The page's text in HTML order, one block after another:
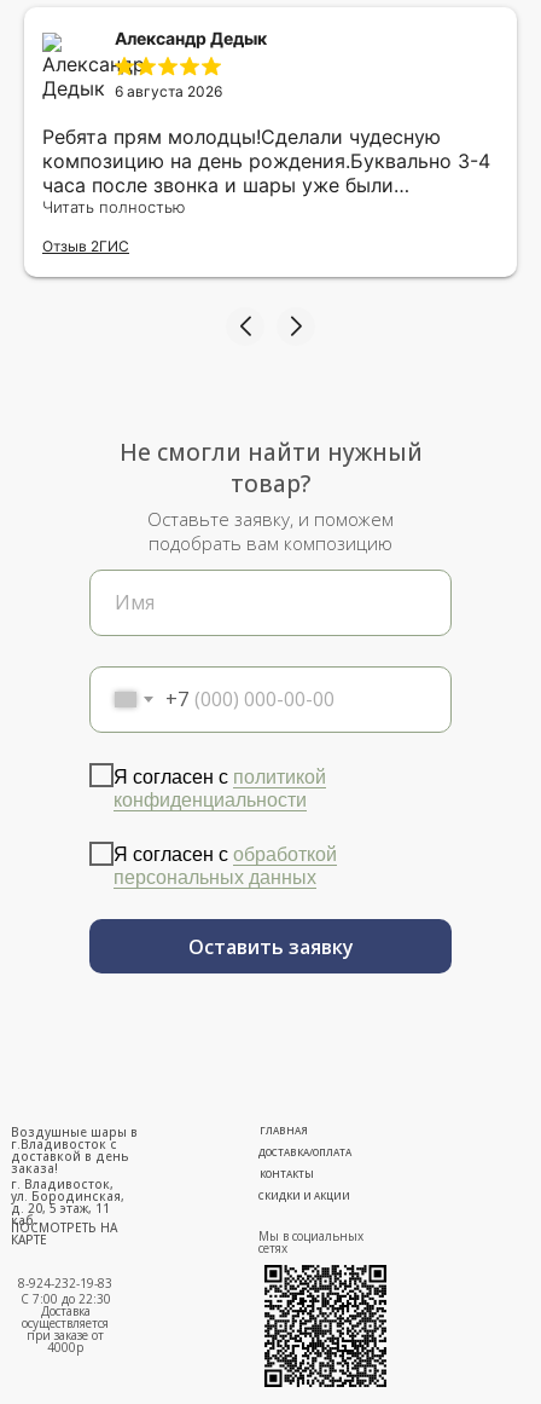
Александр Дедык
6 августа 2026
Ребята прям молодцы!Сделали чудесную
композицию на день рождения.Буквально 3-4
часа после звонка и шары уже были
доставлены мне по адресу.Качество
рада.
Читать полностью
Отзыв 2ГИС
+7
Я согласен с политикой
конфиденциальности
Я согласен с обработкой
персональных данных
Оставить заявку
Не смогли найти нужный
товар?
Оставьте заявку, и поможем
подобрать вам композицию
г. Владивосток,
ул. Бородинская,
д. 20, 5 этаж, 11
каб.
ПОСМОТРЕТЬ НА
КАРТЕ
ГЛАВНАЯ
ДОСТАВКА/ОПЛАТА
СКИДКИ И АКЦИИ
КОНТАКТЫ
8-924-232-19-83
С 7:00 до 22:30
Доставка
осуществляется
при заказе от
4000р
Воздушные шары в
г.Владивосток с
доставкой в день
заказа!
Мы в социальных
сетях